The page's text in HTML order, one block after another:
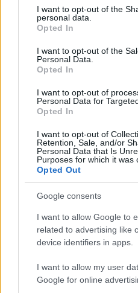
not limited to your visit or
grant or deny consent to
use your data for below
consent section.
I want to opt-out of the
personal data.
Opted In
I want to opt-out of the
Personal Data.
Opted In
I want to opt-out of
Personal Data for
Opted In
I want to opt-out of
Retention, Sale, and/or
Personal Data that Is
Purposes for which it was
Opted Out
Google consents
I want to allow Google to
related to advertising like
device identifiers in apps.
I want to allow my user
Google for online
GENTE
Bárbara Rey sobre
Senado: «Voy a ir»
Bárbara Rey ha asegurado a
GENTE